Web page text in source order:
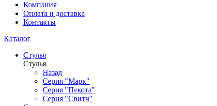
Компания
Оплата и доставка
Контакты
Каталог
Стулья
Стулья
Назад
Серия "Марк"
Серия "Пекота"
Серия "Свитч"